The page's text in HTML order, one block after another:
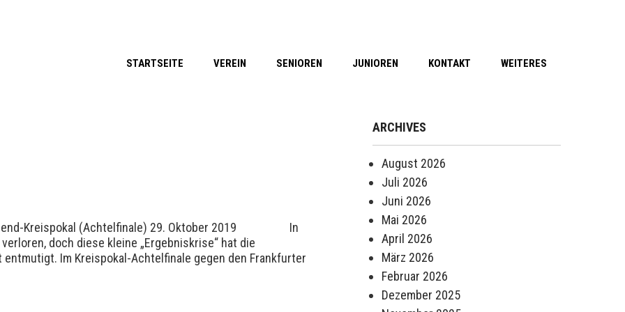
STARTSEITE VEREIN SENIOREN JUNIOREN KONTAKT WEITERES
Kreispokal (Achtelfinale) 29. Oktober 2019 In
doch diese kleine „Ergebniskrise“ hat die
Im Kreispokal-Achtelfinale gegen den Frankfurter
ARCHIVES
August 2026
Juli 2026
Juni 2026
Mai 2026
April 2026
März 2026
Februar 2026
Dezember 2025